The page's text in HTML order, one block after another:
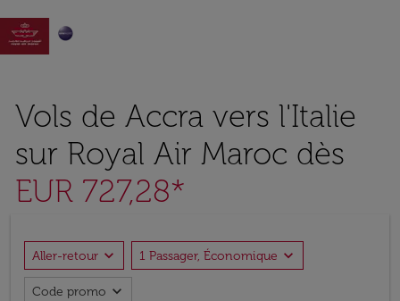

Vols de Accra vers l'Italie
sur Royal Air Maroc dès
EUR 727,28*
Aller-retour expand_more 1 Passager, Économique expand_more
Code promo expand_more